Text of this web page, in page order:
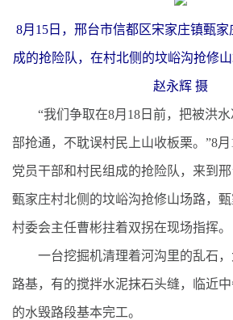
8月15日，邢台市信都区宋家庄镇甄家
成的抢险队，在村北侧的坟峪沟抢修
赵永辉 摄
“我们争取在8月18日前，把被洪水
部抢通，不耽误村民上山收板栗。”8
党员干部和村民组成的抢险队，来到
甄家庄村北侧的坟峪沟抢修山场路，甄
村委会主任曹彬拄着双拐在现场指挥。
一台挖掘机清理着河沟里的乱石，
路基，有的搅拌水泥抹石头缝，临近
的水毁路段基本完工。